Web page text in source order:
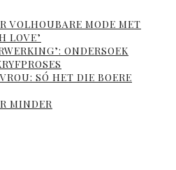
VOLHOUBARE MODE MET
LOVE’
ONDERSOEK
SÓ HET DIE BOERE
MINDER